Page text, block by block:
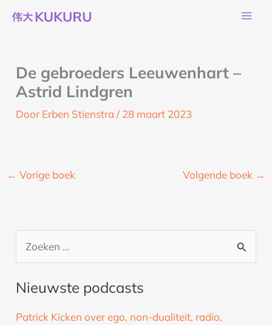
naar
De gebroeders Leeuwenhart –
Astrid Lindgren
Door Erben Stienstra/ 28 maart 2023
← Vorige boek Volgende boek →
e
k
Nieuwste podcasts
Patrick Kicken over ego, non-dualiteit, radio,